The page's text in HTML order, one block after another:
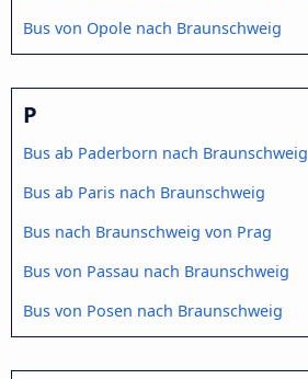
Bus von Opole nach Braunschweig
P
Bus ab Paderborn nach Braunschweig
Bus ab Paris nach Braunschweig
Bus nach Braunschweig von Prag
Bus von Passau nach Braunschweig
Bus von Posen nach Braunschweig